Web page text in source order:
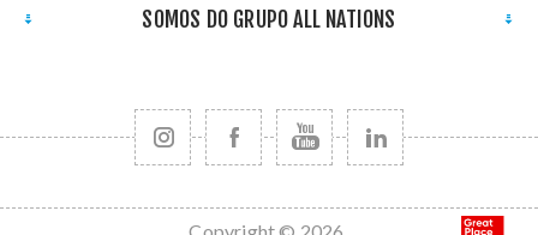
SOMOS DO GRUPO ALL NATIONS